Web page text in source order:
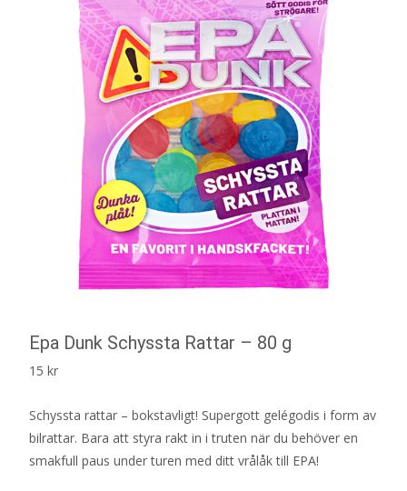
Epa Dunk Schyssta Rattar – 80 g
15 kr
Schyssta rattar – bokstavligt! Supergott gelégodis i form av
bilrattar. Bara att styra rakt in i truten när du behöver en
smakfull paus under turen med ditt vrålåk till EPA!